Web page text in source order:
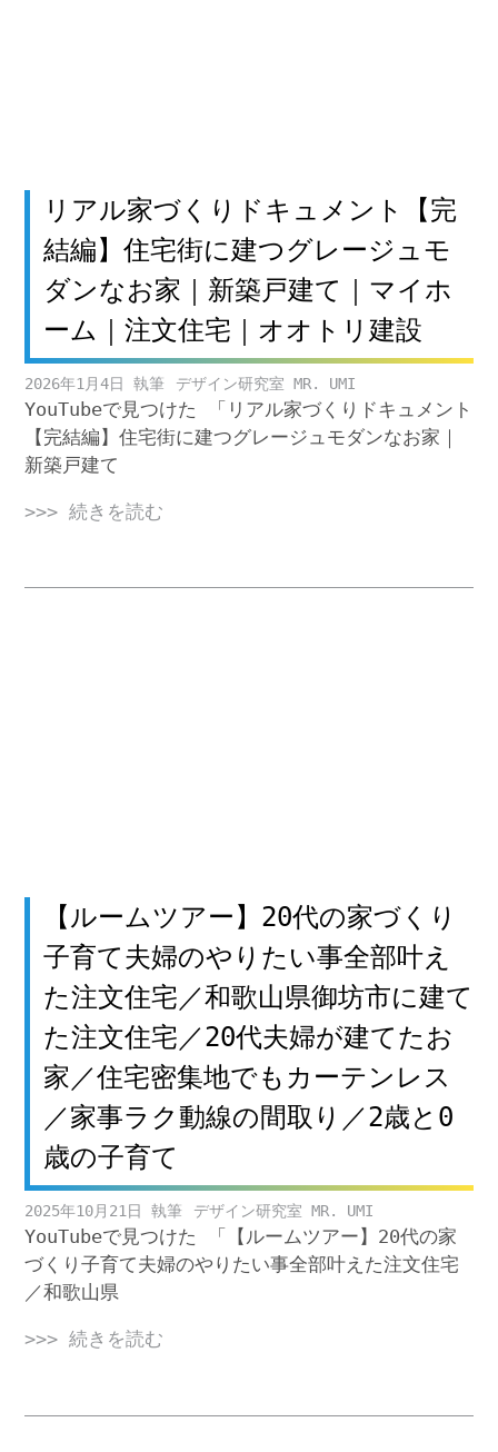
リアル家づくりドキュメント【完
結編】住宅街に建つグレージュモ
ダンなお家｜新築戸建て｜マイホ
ーム｜注文住宅｜オオトリ建設
2026年1月4日 デザイン研究室 MR. UMI
YouTubeで見つけた 「リアル家づくりドキュメント
【完結編】住宅街に建つグレージュモダンなお家｜
新築戸建て
>>> 続きを読む
【ルームツアー】20代の家づくり
子育て夫婦のやりたい事全部叶え
た注文住宅／和歌山県御坊市に建て
た注文住宅／20代夫婦が建てたお
家／住宅密集地でもカーテンレス
／家事ラク動線の間取り／2歳と0
歳の子育て
2025年10月21日 デザイン研究室 MR. UMI
YouTubeで見つけた 「【ルームツアー】20代の家
づくり子育て夫婦のやりたい事全部叶えた注文住宅
／和歌山県
>>> 続きを読む